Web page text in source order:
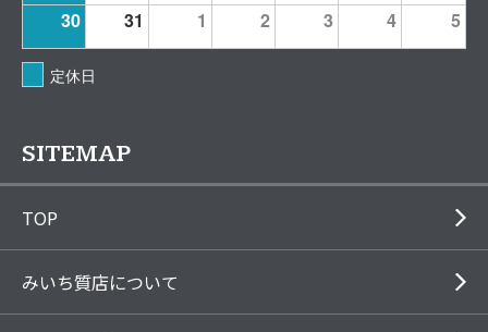
30
31 1 2 3 4 5
定休日
SITEMAP
TOP
みいち質店について